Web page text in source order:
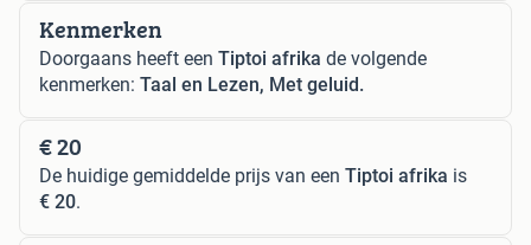
Kenmerken
Doorgaans heeft een Tiptoi afrika de volgende
kenmerken: Taal en Lezen, Met geluid.
€ 20
De huidige gemiddelde prijs van een Tiptoi afrika is
€ 20.